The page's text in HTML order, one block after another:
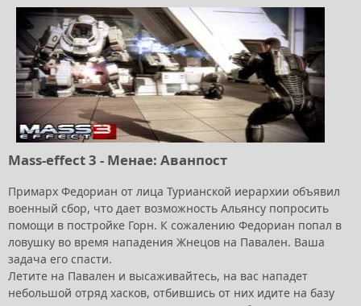
Mass-effect 3 - Менае: Аванпост
Примарх Федориан от лица Турианской иерархии объявил
военный сбор, что дает возможность Альянсу попросить
помощи в постройке Горн. К сожалению Федориан попал в
ловушку во время нападения Жнецов на Павален. Ваша
задача его спасти.
Летите на Павален и высаживайтесь, на вас нападет
небольшой отряд хасков, отбившись от них идите на базу